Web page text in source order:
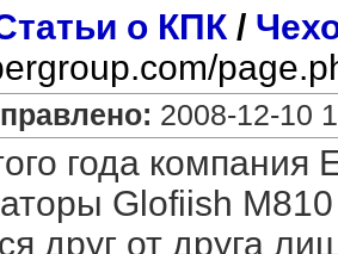
о КПК/
2008-12-10
года компания
Glofiish
друг от друга